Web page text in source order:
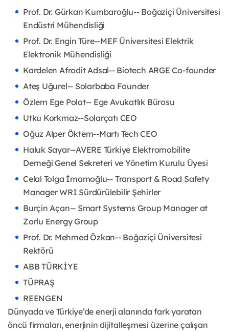
Prof. Dr. Gürkan Kumbaroğlu-- Boğaziçi Üniversitesi
Endüstri Mühendisliği
Prof. Dr. Engin Türe--MEF Üniversitesi Elektrik
Elektronik Mühendisliği
Kardelen Afrodit Adsal-- Biotech ARGE Co-founder
Ateş Uğurel-- Solarbaba Founder
Özlem Ege Polat-- Ege Avukatlık Bürosu
Utku Korkmaz--Solarçatı CEO
Oğuz Alper Öktem--Martı Tech CEO
Haluk Sayar--AVERE Türkiye Elektromobilite
Derneği Genel Sekreteri ve Yönetim Kurulu Üyesi
Celal Tolga İmamoğlu-- Transport & Road Safety
Manager WRI Sürdürülebilir Şehirler
Burçin Açan-- Smart Systems Group Manager at
Zorlu Energy Group
Prof. Dr. Mehmed Özkan-- Boğaziçi Üniversitesi
Rektörü
ABB TÜRKİYE
TÜPRAŞ
REENGEN
Dünyada ve Türkiye’de enerji alanında fark yaratan
öncü firmaları, enerjinin dijitalleşmesi üzerine çalışan